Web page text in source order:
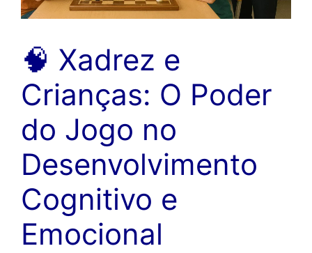
🧠 Xadrez e
Crianças: O Poder
do Jogo no
Desenvolvimento
Cognitivo e
Emocional